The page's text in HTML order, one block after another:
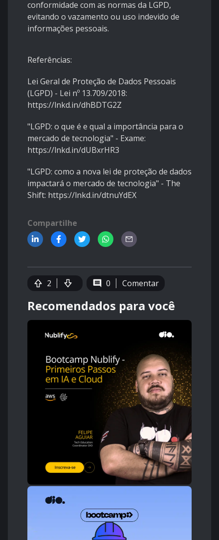
conformidade com as normas da LGPD,
evitando o vazamento ou uso indevido de
informações pessoais.
Referências:
Lei Geral de Proteção de Dados Pessoais
(LGPD) - Lei nº 13.709/2018:
https://lnkd.in/dhBDTG2Z
"LGPD: o que é e qual a importância para o
mercado de tecnologia" - Exame:
https://lnkd.in/dUBxrHR3
"LGPD: como a nova lei de proteção de dados
impactará o mercado de tecnologia" - The
Shift: https://lnkd.in/dtnuYdEX
Compartilhe
2 0 Comentar
Recomendados para você